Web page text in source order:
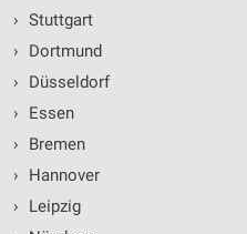
› Stuttgart
›
Dortmund
›
Düsseldorf
›
Essen
›
Bremen
›
Hannover
›
Leipzig